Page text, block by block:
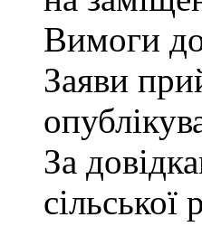
Вимоги
Заяви
За
сільської